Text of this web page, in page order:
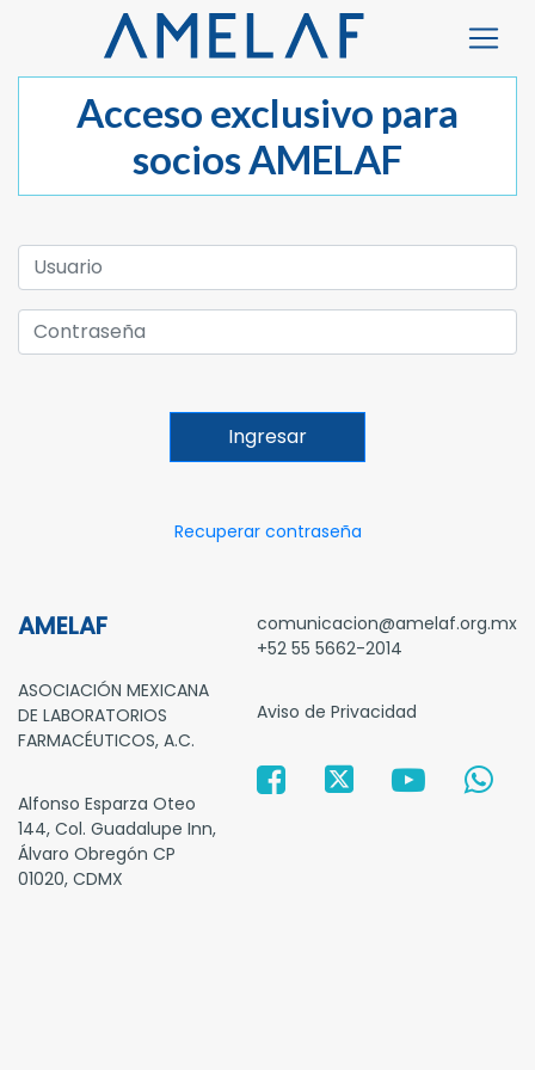
Acceso exclusivo para
socios AMELAF
Recuperar contraseña
AMELAF
ASOCIACIÓN MEXICANA
DE LABORATORIOS
FARMACÉUTICOS, A.C.
Alfonso Esparza Oteo
144, Col. Guadalupe Inn,
Álvaro Obregón CP
01020, CDMX
comunicacion@amelaf.org.mx
+52 55 5662-2014
Aviso de Privacidad